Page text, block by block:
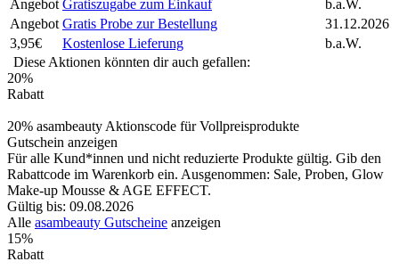
Angebot Gratiszugabe zum Einkauf
b.a.W.
Angebot Gratis Probe zur Bestellung
31.12.2026
3,95€
Kostenlose Lieferung
b.a.W.
Diese Aktionen könnten dir auch gefallen:
20%
Rabatt
20% asambeauty Aktionscode für Vollpreisprodukte
Gutschein anzeigen
Für alle Kund*innen und nicht reduzierte Produkte gültig. Gib den
Rabattcode im Warenkorb ein. Ausgenommen: Sale, Proben, Glow
Make-up Mousse & AGE EFFECT.
Gültig bis: 09.08.2026
Alle asambeauty Gutscheine anzeigen
15%
Rabatt